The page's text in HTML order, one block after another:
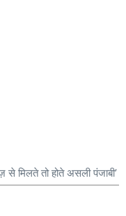
मिलते तो होते असली पंजाबी’